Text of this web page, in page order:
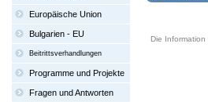
Europäische Union
Bulgarien - EU
Beitrittsverhandlungen
Programme und Projekte
Fragen und Antworten
Die